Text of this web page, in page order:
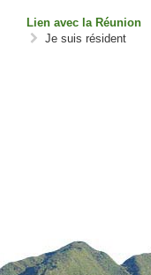
Lien avec la Réunion
Je suis résident